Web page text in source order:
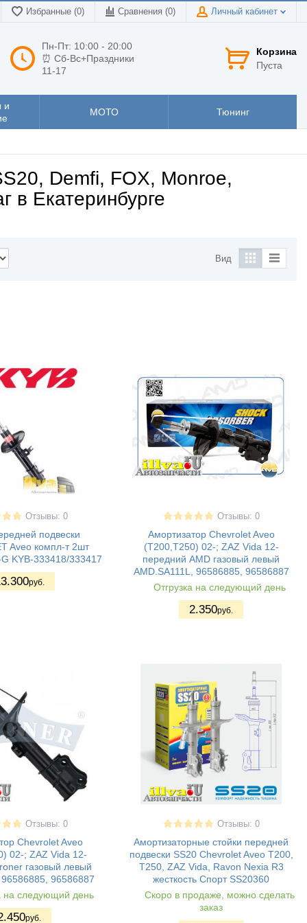
Избранные (0) Сравнения (0) Личный кабинет
Пн-Пт: 10:00 - 20:00
⏰ Сб-Вс+Праздники
11-17
Корзина
Пуста
и
МОТО Тюнинг
Demfi, FOX, Monroe,
в Екатеринбурге
Вид
Отзывы: 0
подвески
Aveo компл-т 2шт
G KYB-333418/333417
руб.
Отзывы: 0
Амортизатор Chevrolet Aveo
(T200,T250) 02-; ZAZ Vida 12-
передний AMD газовый левый
AMD.SA111L, 96586885, 96586887
Отгрузка на следующий день
2.350руб.
Отзывы: 0
Chevrolet Aveo
02-; ZAZ Vida 12-
газовый левый
96586887
на следующий день
руб.
Отзывы: 0
Амортизаторные стойки передней
подвески SS20 Chevrolet Aveo T200,
T250, ZAZ Vida, Ravon Nexia R3
жесткость Спорт SS20360
Скоро в продаже, можно сделать
заказ